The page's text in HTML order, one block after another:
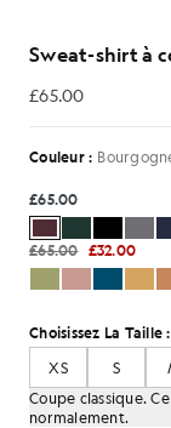
Sweat-shirt à
£65.00
£65.00
Couleur :
£65.00
£65.00 £32.00
Choisissez La Taille :
XS
S
Coupe classique.
normalement.